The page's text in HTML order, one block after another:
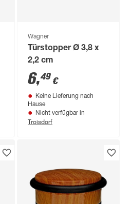
Wagner
Türstopper Ø 3,8 x
2,2 cm
6,49 €
Keine Lieferung nach
Hause
Nicht verfügbar in
Troisdorf